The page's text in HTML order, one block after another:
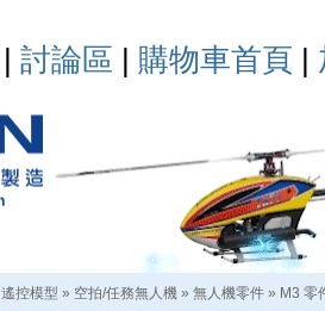
| 討論區 | 購物車首頁 |
遙控模型 » 空拍/任務無人機 » 無人機零件 » M3 零